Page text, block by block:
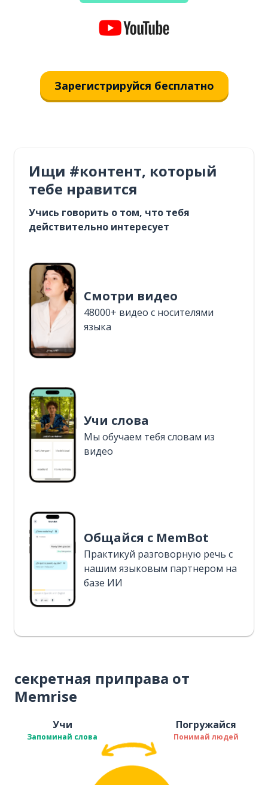
Зарегистрируйся бесплатно
Ищи #контент, который
тебе нравится
Учись говорить о том, что тебя
действительно интересует
Смотри видео
48000+ видео с носителями
языка
Учи слова
Мы обучаем тебя словам из
видео
Общайся с MemBot
Практикуй разговорную речь с
нашим языковым партнером на
базе ИИ
секретная приправа от
Memrise
Учи
Запоминай слова
Погружайся
Понимай людей